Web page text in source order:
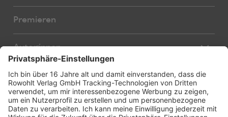
Premieren
Autor:innen
Übersetzer:innen
Bearbeiter:innen
Stücke
Neue Stücke
E-Books
Foreign Rights